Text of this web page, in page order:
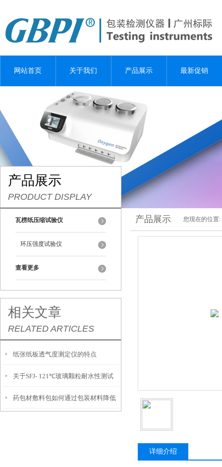
网站首页 关于我们 产品展示 最新促销
产品展示
PRODUCT DISPLAY
瓦楞纸压缩试验仪
环压强度试验仪
查看更多
相关文章
RELATED ARTICLES
纸张纸板透气度测定仪的特点
关于SFJ- 121℃玻璃颗粒耐水性测试
方面
药包材敷料包如何通过包装材料降低
产品展示 您现在的位置:
详细介绍